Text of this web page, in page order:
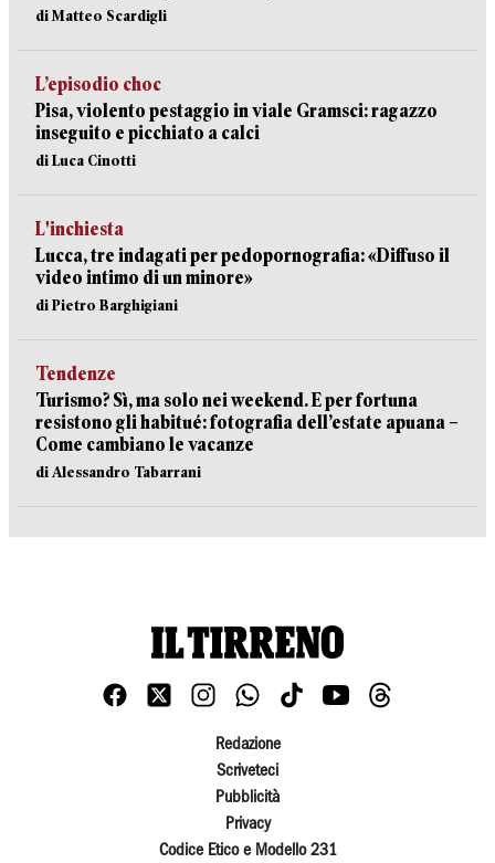
di Matteo Scardigli
L’episodio choc
Pisa, violento pestaggio in viale Gramsci: ragazzo
inseguito e picchiato a calci
di Luca Cinotti
L'inchiesta
Lucca, tre indagati per pedopornografia: «Diffuso il
video intimo di un minore»
di Pietro Barghigiani
Tendenze
Turismo? Sì, ma solo nei weekend. E per fortuna
resistono gli habitué: fotografia dell’estate apuana –
Come cambiano le vacanze
di Alessandro Tabarrani
Redazione
Scriveteci
Pubblicità
Privacy
Codice Etico e Modello 231